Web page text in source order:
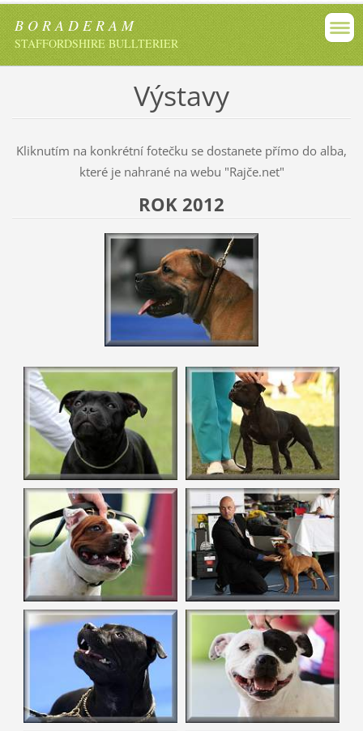
B O R A D E R A M
STAFFORDSHIRE BULLTERIER
Výstavy
Kliknutím na konkrétní fotečku se dostanete přímo do alba,
které je nahrané na webu "Rajče.net"
ROK 2012